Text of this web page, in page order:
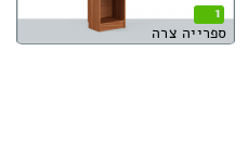
1
ספרייה צרה